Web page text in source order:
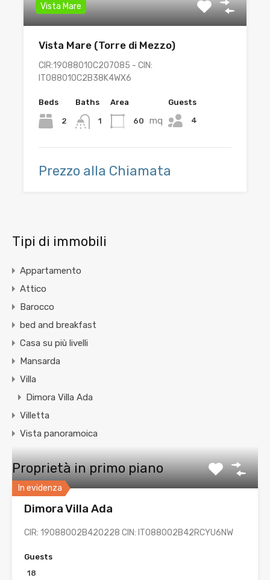
Vista Mare
Vista Mare (Torre di Mezzo)
CIR:19088010C207085 - CIN:
IT088010C2B38K4WX6
Beds
2
Baths
1
Area
60 mq
Guests
4
Prezzo alla Chiamata
Tipi di immobili
Appartamento
Attico
Barocco
bed and breakfast
Casa su più livelli
Mansarda
Villa
Dimora Villa Ada
Villetta
Vista panoramoica
Proprietà in primo piano
In evidenza
Dimora Villa Ada
CIR: 19088002B420228 CIN: IT088002B42RCYU6NW
Guests
18